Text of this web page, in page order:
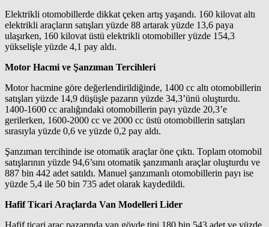
Elektrikli otomobillerde dikkat çeken artış yaşandı. 160 kilovat altı
elektrikli araçların satışları yüzde 88 artarak yüzde 13,6 paya
ulaşırken, 160 kilovat üstü elektrikli otomobiller yüzde 154,3
yükselişle yüzde 4,1 pay aldı.
Motor Hacmi ve Şanzıman Tercihleri
Motor hacmine göre değerlendirildiğinde, 1400 cc altı otomobillerin
satışları yüzde 14,9 düşüşle pazarın yüzde 34,3’ünü oluşturdu.
1400-1600 cc aralığındaki otomobillerin payı yüzde 20,3’e
gerilerken, 1600-2000 cc ve 2000 cc üstü otomobillerin satışları
sırasıyla yüzde 0,6 ve yüzde 0,2 pay aldı.
Şanzıman tercihinde ise otomatik araçlar öne çıktı. Toplam otomobil
satışlarının yüzde 94,6’sını otomatik şanzımanlı araçlar oluşturdu ve
887 bin 442 adet satıldı. Manuel şanzımanlı otomobillerin payı ise
yüzde 5,4 ile 50 bin 735 adet olarak kaydedildi.
Hafif Ticari Araçlarda Van Modelleri Lider
Hafif ticari araç pazarında van gövde tipi 180 bin 543 adet ve yüzde